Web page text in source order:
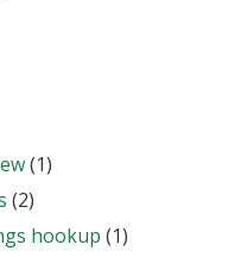
(1)
(2)
hookup (1)